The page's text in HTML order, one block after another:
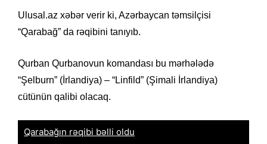
Ulusal.az xəbər verir ki, Azərbaycan təmsilçisi
“Qarabağ” da rəqibini tanıyıb.
Qurban Qurbanovun komandası bu mərhələdə
“Şelburn” (İrlandiya) – “Linfild” (Şimali İrlandiya)
cütünün qalibi olacaq.